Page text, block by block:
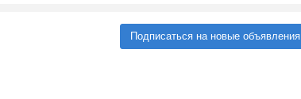
Подписаться на новые объявления